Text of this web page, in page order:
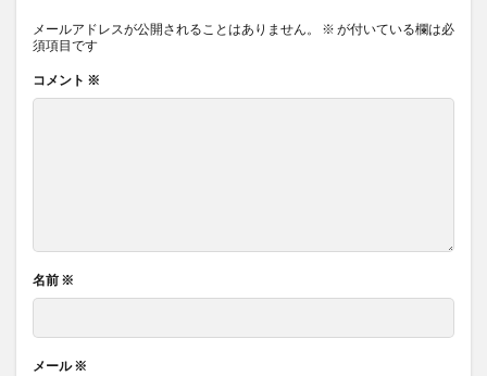
メールアドレスが公開されることはありません。 ※ が付いている欄は必
須項目です
コメント ※
名前 ※
メール※